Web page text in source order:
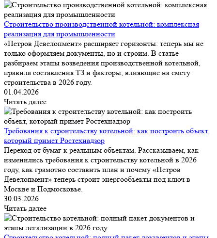
Строительство производственной котельной: комплексная
реализация для промышленности
«Петров Девелопмент» расширяет горизонты: теперь мы не
только оформляем документы, но и строим. В статье
разбираем этапы возведения производственной котельной,
правила составления ТЗ и факторы, влияющие на смету
строительства в 2026 году.
01.04.2026
Читать далее
Требования к строительству котельной: как построить объект,
который примет Ростехнадзор
Переход от бумаг к реальным объектам. Рассказываем, как
изменились требования к строительству котельной в 2026
году, как грамотно составить план и почему «Петров
Девелопмент» теперь строит энергообъекты под ключ в
Москве и Подмосковье.
30.03.2026
Читать далее